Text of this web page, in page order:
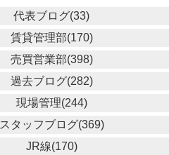
代表ブログ(33)
賃貸管理部(170)
売買営業部(398)
過去ブログ(282)
現場管理(244)
スタッフブログ(369)
JR線(170)